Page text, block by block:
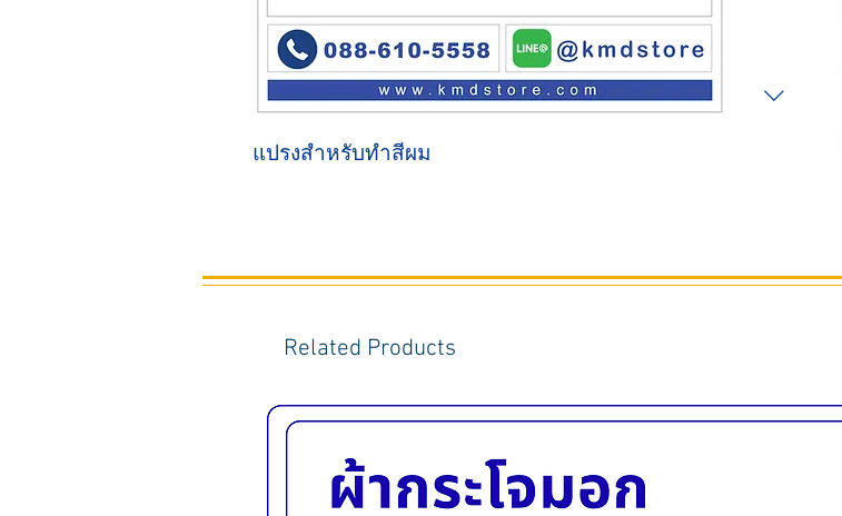
แปรงสำหรับทำสีผม
Related Products